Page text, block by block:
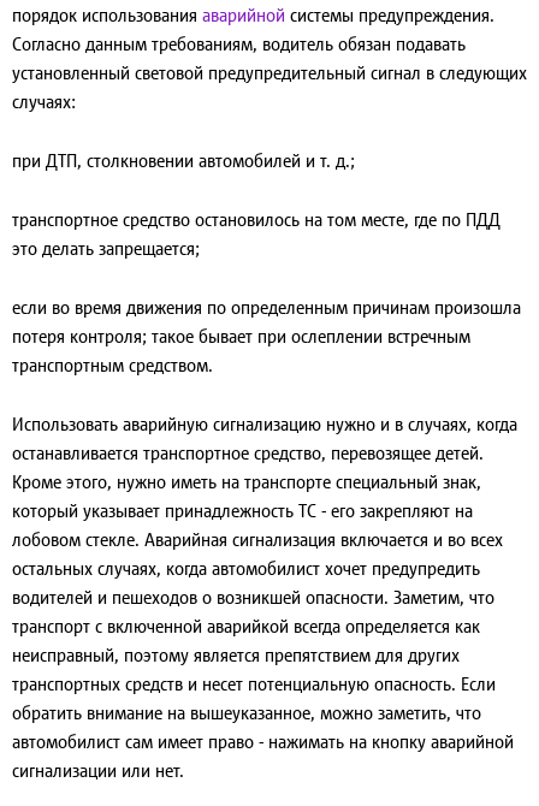
порядок использования аварийной системы предупреждения.
Согласно данным требованиям, водитель обязан подавать
установленный световой предупредительный сигнал в следующих
случаях:
при ДТП, столкновении автомобилей и т. д.;
транспортное средство остановилось на том месте, где по ПДД
это делать запрещается;
если во время движения по определенным причинам произошла
потеря контроля; такое бывает при ослеплении встречным
транспортным средством.
Использовать аварийную сигнализацию нужно и в случаях, когда
останавливается транспортное средство, перевозящее детей.
Кроме этого, нужно иметь на транспорте специальный знак,
который указывает принадлежность ТС - его закрепляют на
лобовом стекле. Аварийная сигнализация включается и во всех
остальных случаях, когда автомобилист хочет предупредить
водителей и пешеходов о возникшей опасности. Заметим, что
транспорт с включенной аварийкой всегда определяется как
неисправный, поэтому является препятствием для других
транспортных средств и несет потенциальную опасность. Если
обратить внимание на вышеуказанное, можно заметить, что
автомобилист сам имеет право - нажимать на кнопку аварийной
сигнализации или нет.